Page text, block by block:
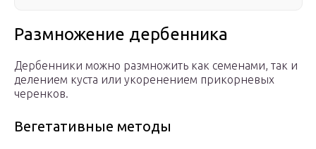
Размножение дербенника
Дербенники можно размножить как семенами, так и
делением куста или укоренением прикорневых
черенков.
Вегетативные методы